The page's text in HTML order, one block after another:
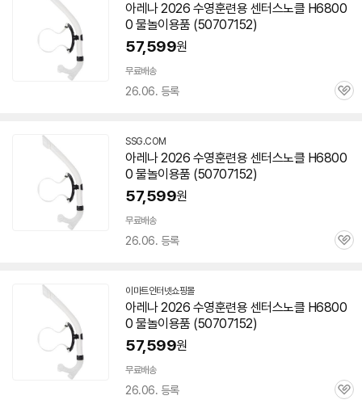
아레나 2026 수영훈련용 센터스노클 H6800
0 물놀이용품 (50707152)
57,599원
무료배송
26.06. 등록
관
SSG.COM
아레나 2026 수영훈련용 센터스노클 H6800
0 물놀이용품 (50707152)
57,599원
무료배송
26.06. 등록
관
이마트인터넷쇼핑몰
아레나 2026 수영훈련용 센터스노클 H6800
0 물놀이용품 (50707152)
57,599원
무료배송
26.06. 등록
관